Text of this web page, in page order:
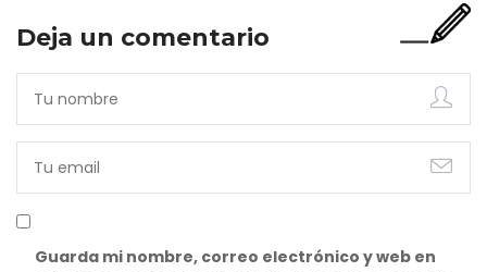
Deja un comentario
Guarda mi nombre, correo electrónico y web en